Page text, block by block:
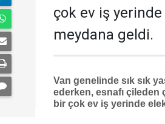
çok ev iş
meydana geldi.
Van genelinde sık sık
ederken, esnafı çileden
bir çok ev iş yerinde